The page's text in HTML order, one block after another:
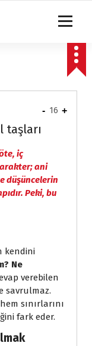
taşları
iç
ani
düşüncelerin
Peki, bu
kendini
Ne
verebilen
savrulmaz.
sınırlarını
fark eder.
- 16 +